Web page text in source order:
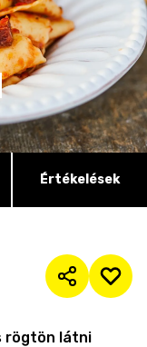
Értékelések
rögtön látni